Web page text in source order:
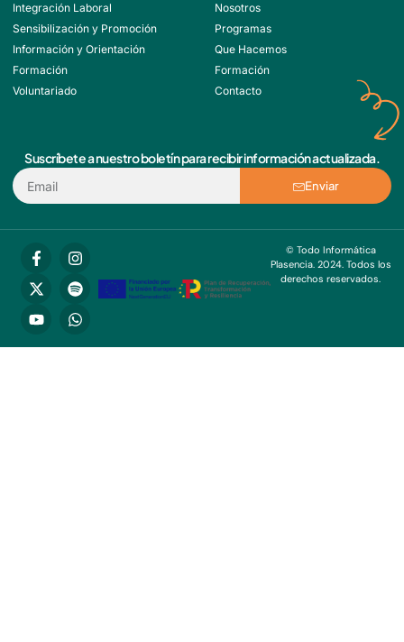
Integración Laboral
Sensibilización y Promoción
Información y Orientación
Formación
Voluntariado
Nosotros
Programas
Que Hacemos
Formación
Contacto
Suscríbete a nuestro boletín para recibir información actualizada.
Enviar
© Todo Informática
Plasencia. 2024. Todos los
derechos reservados.